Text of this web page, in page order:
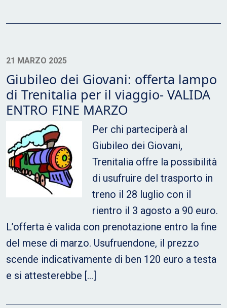
21 MARZO 2025
Giubileo dei Giovani: offerta lampo
di Trenitalia per il viaggio- VALIDA
ENTRO FINE MARZO
Per chi parteciperà al
Giubileo dei Giovani,
Trenitalia offre la possibilità
di usufruire del trasporto in
treno il 28 luglio con il
rientro il 3 agosto a 90 euro.
L’offerta è valida con prenotazione entro la fine
del mese di marzo. Usufruendone, il prezzo
scende indicativamente di ben 120 euro a testa
e si attesterebbe […]